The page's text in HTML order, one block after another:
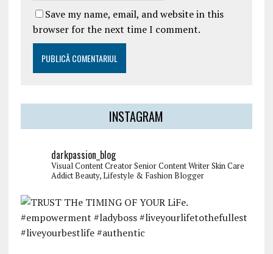
Save my name, email, and website in this
browser for the next time I comment.
INSTAGRAM
darkpassion_blog
Visual Content CreatorSenior Content WriterSkin Care
AddictBeauty, Lifestyle & Fashion Blogger